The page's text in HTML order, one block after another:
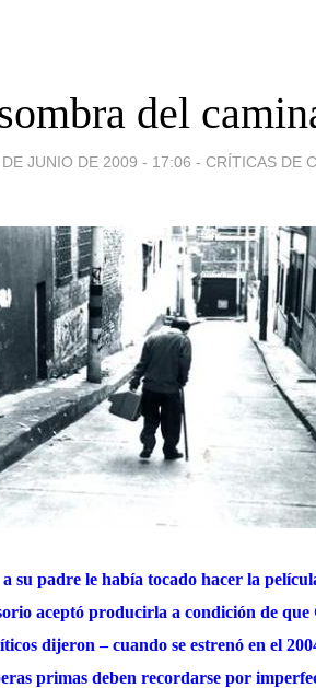
del
JUNIO DE 2009 - 17:06 - CRÍTICAS DE
a su padre le había tocado hacer la
aceptó producirla a condición de que
dijeron – cuando se estrenó en el
primas deben recordarse por